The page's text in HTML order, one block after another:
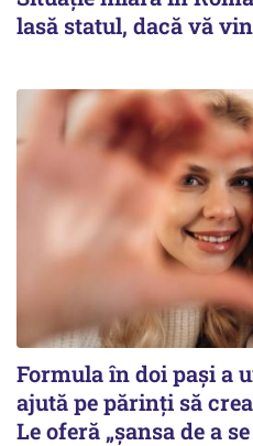
lasă statul, dacă vă
Formula în doi pași a
ajută pe părinți să
Le oferă „șansa de a